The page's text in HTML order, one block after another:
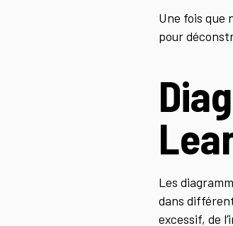
Une fois que
pour
Les
dans
excessif, de